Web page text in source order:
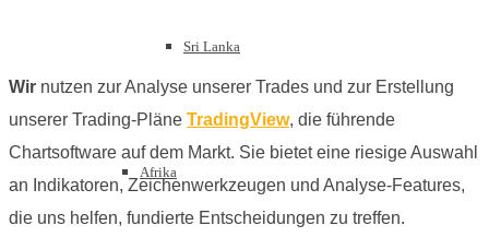
Sri Lanka
Afrika
Wir nutzen zur Analyse unserer Trades und zur Erstellung
unserer Trading-Pläne TradingView, die führende
Chartsoftware auf dem Markt. Sie bietet eine riesige Auswahl
an Indikatoren, Zeichenwerkzeugen und Analyse-Features,
die uns helfen, fundierte Entscheidungen zu treffen.